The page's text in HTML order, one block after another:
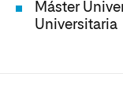
Máster
Universitaria